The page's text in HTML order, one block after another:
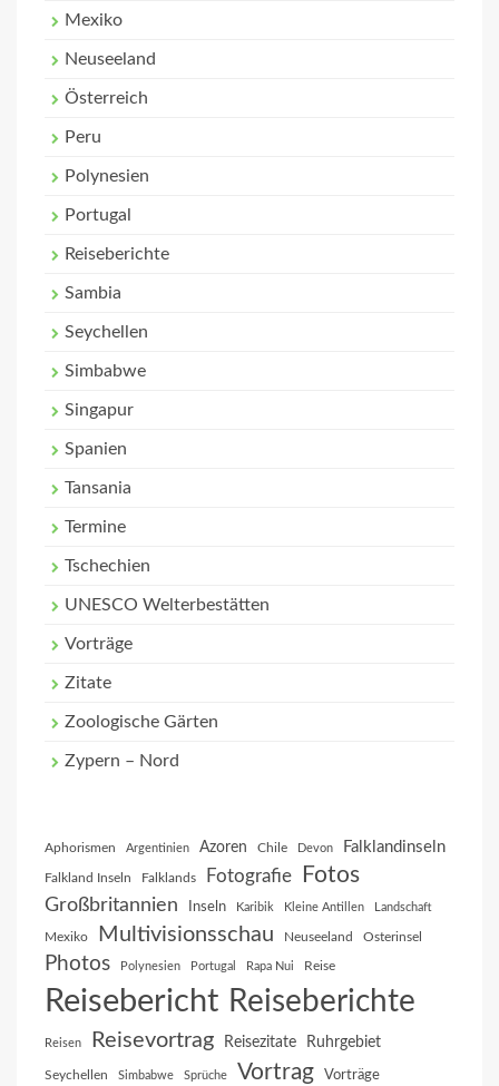
Mexiko
Neuseeland
Österreich
Peru
Polynesien
Portugal
Reiseberichte
Sambia
Seychellen
Simbabwe
Singapur
Spanien
Tansania
Termine
Tschechien
UNESCO Welterbestätten
Vorträge
Zitate
Zoologische Gärten
Zypern – Nord
Aphorismen Argentinien Azoren Chile Devon Falklandinseln
Falkland Inseln Falklands Fotografie Fotos
Großbritannien Inseln Karibik Kleine Antillen Landschaft
Mexiko Multivisionsschau Neuseeland Osterinsel
Photos Polynesien Portugal Rapa Nui Reise
Reisebericht Reiseberichte
Reisen Reisevortrag Reisezitate Ruhrgebiet
Seychellen Simbabwe Sprüche Vortrag Vorträge